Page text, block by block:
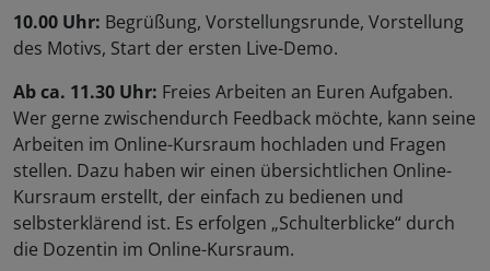
10.00 Uhr: Begrüßung, Vorstellungsrunde, Vorstellung
des Motivs, Start der ersten Live-Demo.
Ab ca. 11.30 Uhr: Freies Arbeiten an Euren Aufgaben.
Wer gerne zwischendurch Feedback möchte, kann seine
Arbeiten im Online-Kursraum hochladen und Fragen
stellen. Dazu haben wir einen übersichtlichen Online-
Kursraum erstellt, der einfach zu bedienen und
selbsterklärend ist. Es erfolgen „Schulterblicke“ durch
die Dozentin im Online-Kursraum.